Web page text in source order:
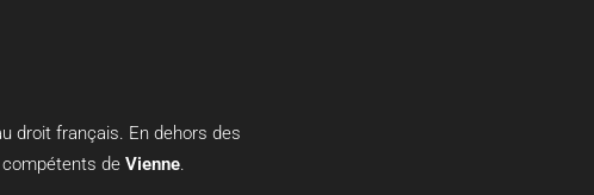
droit français. En dehors des
de Vienne.